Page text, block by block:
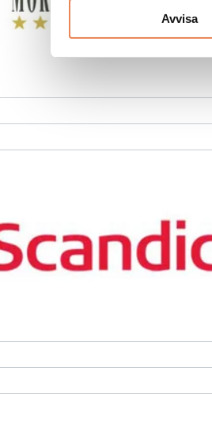
Avvisa